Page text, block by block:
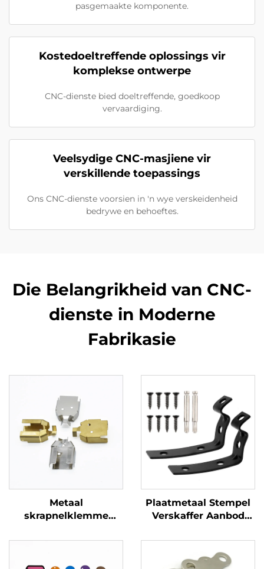
pasgemaakte komponente.
Kostedoeltreffende oplossings vir
komplekse ontwerpe
CNC-dienste bied doeltreffende, goedkoop
vervaardiging.
Veelsydige CNC-masjiene vir
verskillende toepassings
Ons CNC-dienste voorsien in 'n wye verskeidenheid
bedrywe en behoeftes.
Die Belangrikheid van CNC-
dienste in Moderne
Fabrikasie
Metaal
skrapnelklemme
staalkontakklemme
Plaatmetaal Stempel
Verskaffer Aanbod
Herstel Sluiting
Bracket Set/12